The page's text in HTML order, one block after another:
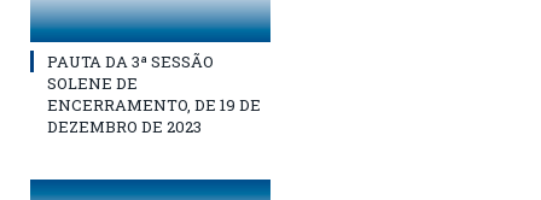
PAUTA DA 3ª SESSÃO
SOLENE DE
ENCERRAMENTO, DE 19 DE
DEZEMBRO DE 2023